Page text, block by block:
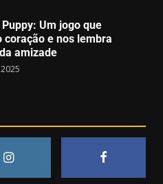
amizade
2